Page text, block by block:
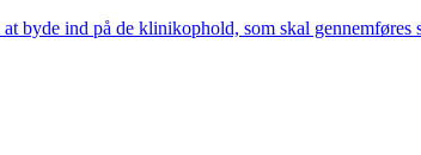
byde ind på de klinikophold, som skal gennemføres